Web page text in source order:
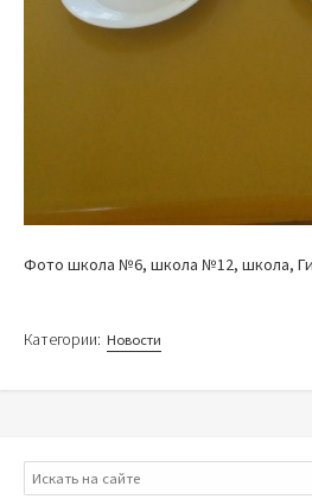
Фото школа №6, школа №12, школа,
Категории: Новости
Поиск